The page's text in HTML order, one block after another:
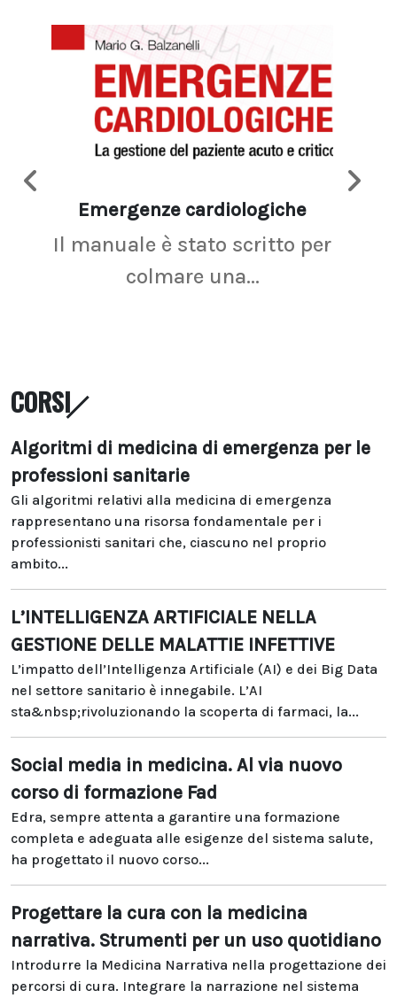
Emergenze cardiologiche
Il manuale è stato scritto per
colmare una...
CORSI
Algoritmi di medicina di emergenza per le
professioni sanitarie
Gli algoritmi relativi alla medicina di emergenza
rappresentano una risorsa fondamentale per i
professionisti sanitari che, ciascuno nel proprio
ambito...
L’INTELLIGENZA ARTIFICIALE NELLA
GESTIONE DELLE MALATTIE INFETTIVE
L’impatto dell’Intelligenza Artificiale (AI) e dei Big Data
nel settore sanitario è innegabile. L’AI
sta&nbsp;rivoluzionando la scoperta di farmaci, la...
Social media in medicina. Al via nuovo
corso di formazione Fad
Edra, sempre attenta a garantire una formazione
completa e adeguata alle esigenze del sistema salute,
ha progettato il nuovo corso...
Progettare la cura con la medicina
narrativa. Strumenti per un uso quotidiano
Introdurre la Medicina Narrativa nella progettazione dei
percorsi di cura. Integrare la narrazione nel sistema